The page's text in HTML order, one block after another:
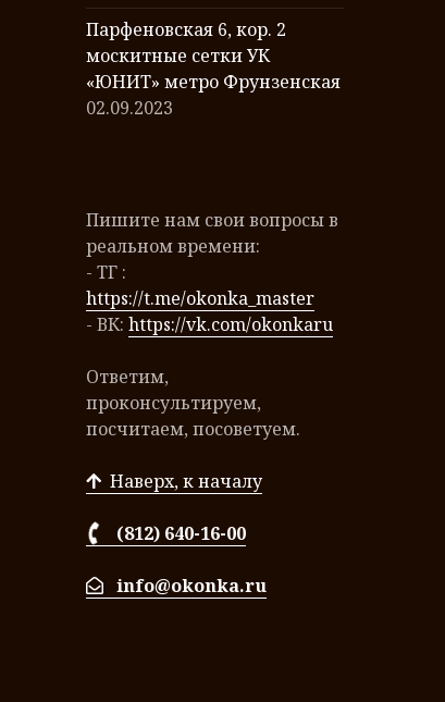
Парфеновская 6, кор. 2
москитные сетки УК
«ЮНИТ» метро Фрунзенская
02.09.2023
Пишите нам свои вопросы в
реальном времени:
- ТГ :
https://t.me/okonka_master
- ВК:https://vk.com/okonkaru
Ответим,
проконсультируем,
посчитаем, посоветуем.
Наверх, к началу
(812) 640-16-00
info@okonka.ru